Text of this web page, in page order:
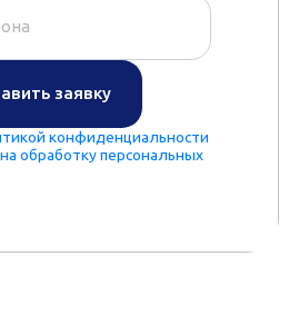
заявку
конфиденциальности
на обработку персональных